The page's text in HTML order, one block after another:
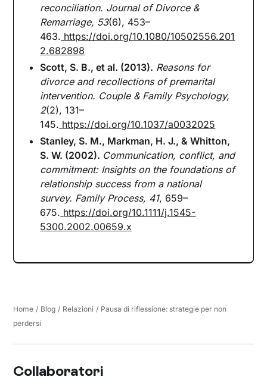
reconciliation. Journal of Divorce &
Remarriage, 53(6), 453–
463. https://doi.org/10.1080/10502556.201
2.682898
Scott, S. B., et al. (2013). Reasons for
divorce and recollections of premarital
intervention. Couple & Family Psychology,
2(2), 131–
145. https://doi.org/10.1037/a0032025
Stanley, S. M., Markman, H. J., & Whitton,
S. W. (2002). Communication, conflict, and
commitment: Insights on the foundations of
relationship success from a national
survey. Family Process, 41, 659–
675. https://doi.org/10.1111/j.1545-
5300.2002.00659.x
Home / Blog / Relazioni / Pausa di riflessione: strategie per non
perdersi
Collaboratori